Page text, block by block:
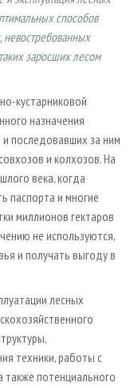
способов
невостребованных
заросших лесом
кустарниковой
назначения
последовавших за ним
и колхозов. На
века, когда
паспорта и многие
миллионов гектаров
не используются,
и получать выгоду в
лесных
техники, работы с
также потенциального